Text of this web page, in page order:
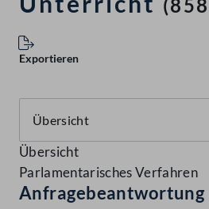
Exportieren
Übersicht
Parlamentarisches Verfahren
Anfragebeantwortung